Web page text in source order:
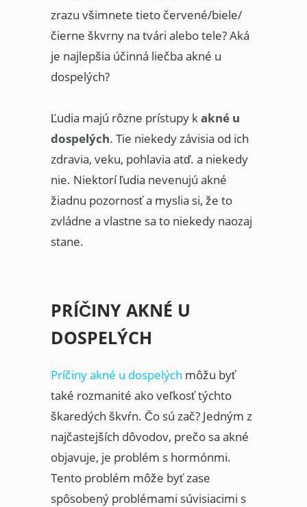
zrazu všimnete tieto červené/biele/
čierne škvrny na tvári alebo tele? Aká
je najlepšia účinná liečba akné u
dospelých?
Ľudia majú rôzne prístupy kakné u
dospelých. Tie niekedy závisia od ich
zdravia, veku, pohlavia atď. a niekedy
nie. Niektorí ľudia nevenujú akné
žiadnu pozornosť a myslia si, že to
zvládne a vlastne sa to niekedy naozaj
stane.
PRÍČINY AKNÉ U
DOSPELÝCH
Príčiny akné u dospelých môžu byť
také rozmanité ako veľkosť týchto
škaredých škvŕn. Čo sú zač? Jedným z
najčastejších dôvodov, prečo sa akné
objavuje, je problém s hormónmi.
Tento problém môže byť zase
spôsobený problémami súvisiacimi s